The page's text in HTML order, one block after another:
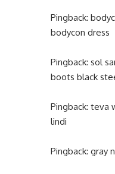
Pingback:
bodycon dress
Pingback: sol
boots black
Pingback: teva
lindi
Pingback: gray